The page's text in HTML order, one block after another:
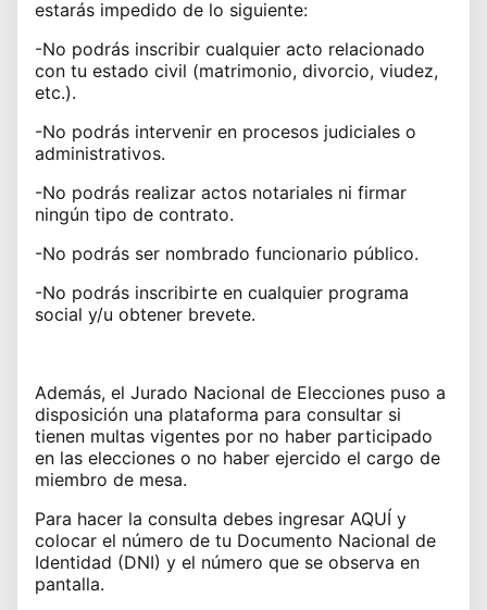
estarás impedido de lo siguiente:
-No podrás inscribir cualquier acto relacionado
con tu estado civil (matrimonio, divorcio, viudez,
etc.).
-No podrás intervenir en procesos judiciales o
administrativos.
-No podrás realizar actos notariales ni firmar
ningún tipo de contrato.
-No podrás ser nombrado funcionario público.
-No podrás inscribirte en cualquier programa
social y/u obtener brevete.
Además, el Jurado Nacional de Elecciones puso a
disposición una plataforma para consultar si
tienen multas vigentes por no haber participado
en las elecciones o no haber ejercido el cargo de
miembro de mesa.
Para hacer la consulta debes ingresar AQUÍ y
colocar el número de tu Documento Nacional de
Identidad (DNI) y el número que se observa en
pantalla.